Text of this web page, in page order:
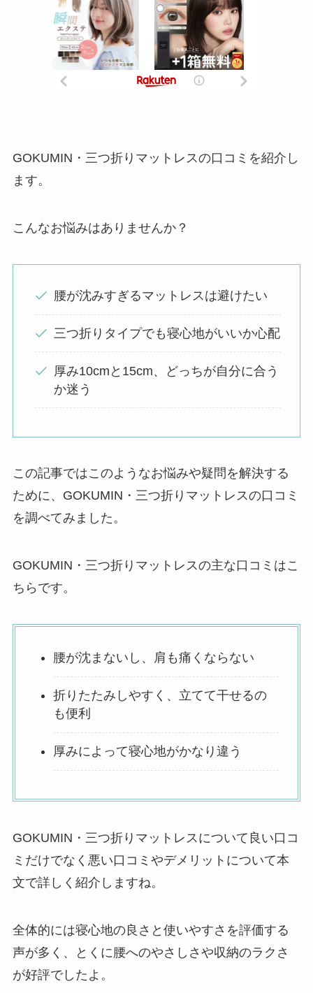
GOKUMIN・三つ折りマットレスの口コミを紹介し
ます。
こんなお悩みはありませんか？
腰が沈みすぎるマットレスは避けたい
三つ折りタイプでも寝心地がいいか心配
厚み10cmと15cm、どっちが自分に合う
か迷う
この記事ではこのようなお悩みや疑問を解決する
ために、GOKUMIN・三つ折りマットレスの口コミ
を調べてみました。
GOKUMIN・三つ折りマットレスの主な口コミはこ
ちらです。
腰が沈まないし、肩も痛くならない
折りたたみしやすく、立てて干せるの
も便利
厚みによって寝心地がかなり違う
GOKUMIN・三つ折りマットレスについて良い口コ
ミだけでなく悪い口コミやデメリットについて本
文で詳しく紹介しますね。
全体的には寝心地の良さと使いやすさを評価する
声が多く、とくに腰へのやさしさや収納のラクさ
が好評でしたよ。